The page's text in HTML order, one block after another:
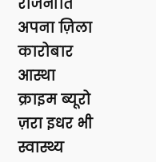
राजनीति
अपना ज़िला
कारोबार
आस्था
क्राइम ब्यूरो
ज़रा इधर भी
स्वास्थ्य